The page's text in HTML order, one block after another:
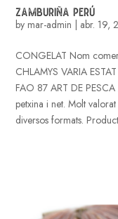
ZAMBURIÑA PERÚ
bymar-admin abr. 19,
CONGELAT Nom
CHLAMYS VARIA
FAO 87 ART DE
petxina i net. Molt
diversos formats.